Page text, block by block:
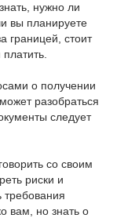
нужно ли
вы планируете
границей, стоит
о получении
разобраться
следует
со своим
риски и
требования
вам, но знать о